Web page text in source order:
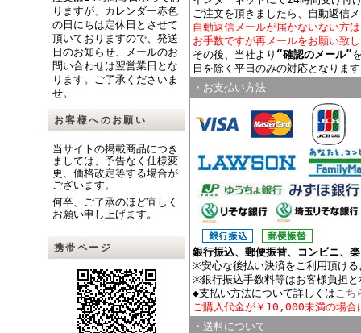
りますが、カレンダー赤色
の日にちは定休日とさせて
頂いておりますので、発送
日のお知らせ、メールのお
問い合わせは翌営業日とな
ります。ご了承くださいま
せ。
お客様へのお願い
当サイトの掲載商品につき
ましては、予告なく仕様変
更、価格改定等する場合が
ございます。
何卒、ご了承のほど宜しく
お願い申し上げます。
携帯ページ
ご注文を頂きましたら、自動返信
自動返信メールが届かないない方
お手数ですが再メールをお願い致
その後、当社より “確認のメール”
日を除く平日のみの対応となりま
・お支払い方法
銀行振込、郵便振替、コンビニ、
※安心な後払い決済をご利用頂け
※銀行振込手数料等はお客様負担
◆支払い方法について詳しくはこち
ご購入代金が￥10,000未満の場合
・送料について